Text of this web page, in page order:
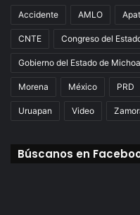
Accidente AMLO
CNTE Congreso del
Gobierno del Estado de
Morena México PRD
Uruapan Video
Búscanos en